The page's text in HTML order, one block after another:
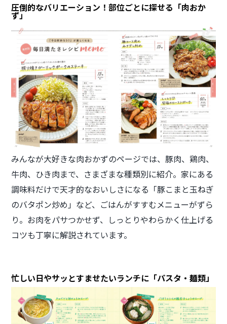
圧倒的なバリエーション！部位ごとに探せる「肉おか
ず」
みんなが大好きな肉おかずのページでは、豚肉、鶏肉、
牛肉、ひき肉まで、さまざまな種類別に紹介。家にある
調味料だけで天才的なおいしさになる「豚こまと玉ねぎ
のバタポン炒め」など、ごはんがすすむメニューがずら
り。お肉をパサつかせず、しっとりやわらかく仕上げる
コツも丁寧に解説されています。
忙しい日やサッとすませたいランチに「パスタ・麺類」